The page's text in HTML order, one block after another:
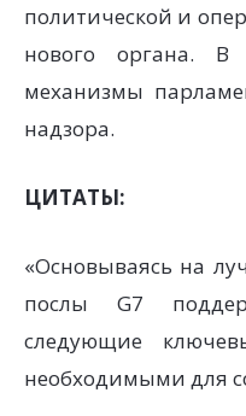
политической и
нового органа. В
механизмы
надзора.
ЦИТАТЫ:
«Основываясь на
послы G7
следующие
необходимыми для